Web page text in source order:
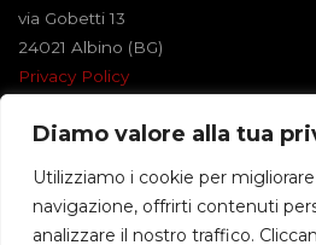
Diamo valore alla tua
Utilizziamo i cookie per
navigazione, offrirti contenuti
analizzare il nostro traffico.
via Gobetti 13
24021 Albino (BG)
Privacy Policy
©2026 BILANCI DI